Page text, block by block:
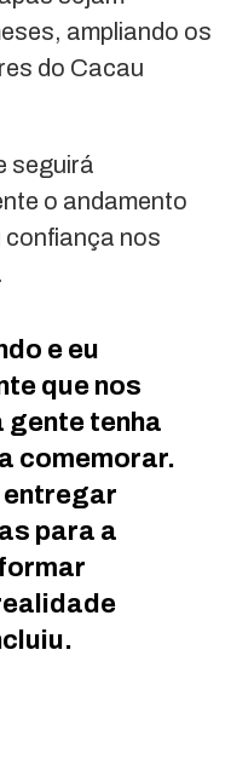
ampliando os
do Cacau
seguirá
o andamento
confiança nos
e eu
que nos
gente tenha
comemorar.
entregar
para a